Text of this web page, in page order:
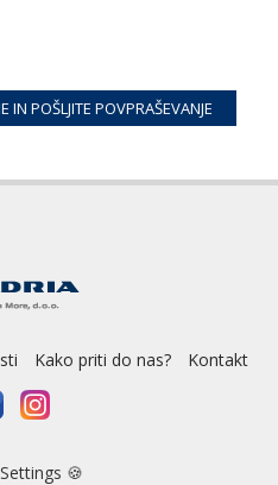
Kako priti do nas? Kontakt
🍪